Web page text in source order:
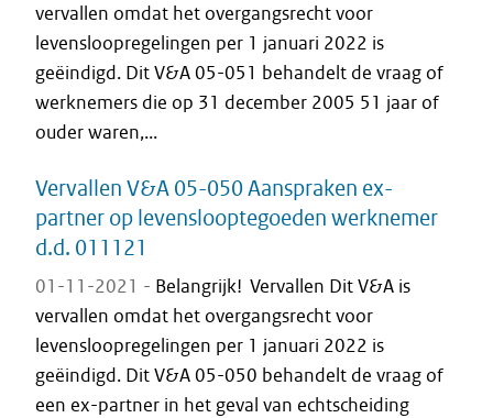
vervallen omdat het overgangsrecht voor
levensloopregelingen per 1 januari 2022 is
geëindigd. Dit V&A 05-051 behandelt de vraag of
werknemers die op 31 december 2005 51 jaar of
ouder waren,...
Vervallen V&A 05-050 Aanspraken ex-
partner op levenslooptegoeden werknemer
d.d. 011121
01-11-2021 - Belangrijk! Vervallen Dit V&A is
vervallen omdat het overgangsrecht voor
levensloopregelingen per 1 januari 2022 is
geëindigd. Dit V&A 05-050 behandelt de vraag of
een ex-partner in het geval van echtscheiding